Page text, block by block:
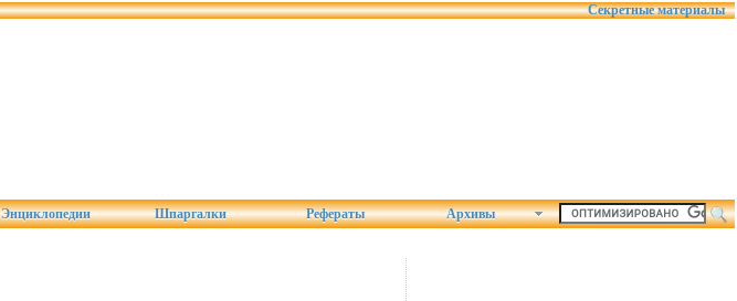
Секретные материалы
Энциклопедии Шпаргалки Рефераты Архивы